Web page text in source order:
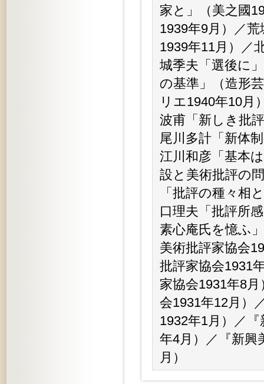
家と」（美之國
1939年9月）／
1939年11月）／
城季夫「選後に
の基準」（造形
リエ1940年10月
波甫「新しき批
尾川多計「新体
江川和彦「基本
設と美術批評の
「批評の種々相
口理夫「批評所
素心庵氏を憶ふ
美術批評家協会
批評家協会1931
家協会1931年8
会1931年12月）
1932年1月）／
年4月）／『新興
月）